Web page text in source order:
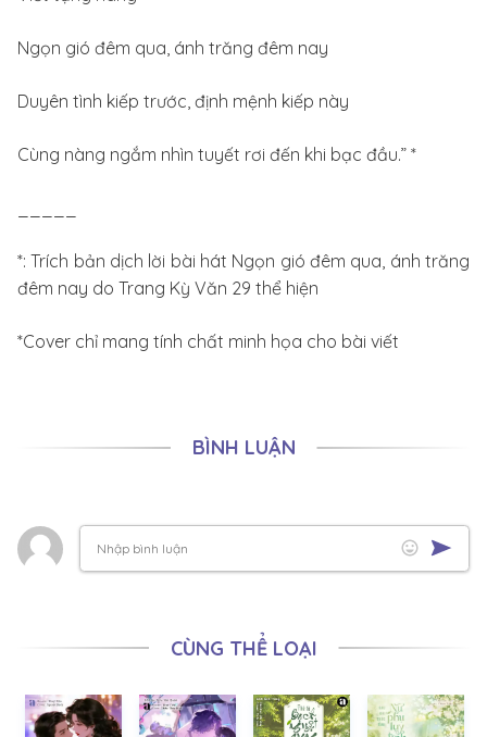
Ngọn gió đêm qua, ánh trăng đêm nay
Duyên tình kiếp trước, định mệnh kiếp này
Cùng nàng ngắm nhìn tuyết rơi đến khi bạc đầu.” *
*: Trích bản dịch lời bài hát Ngọn gió đêm qua, ánh trăng
đêm nay do Trang Kỳ Văn 29 thể hiện
*Cover chỉ mang tính chất minh họa cho bài viết
BÌNH LUẬN
CÙNG THỂ LOẠI